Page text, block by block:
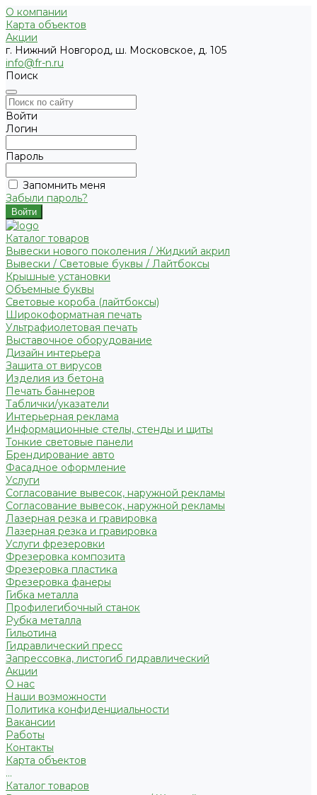
О компании
Карта объектов
Акции
г. Нижний Новгород, ш. Московское, д. 105
info@fr-n.ru
Поиск
Войти
Логин
Пароль
Запомнить меня
Забыли пароль?
Каталог товаров
Вывески нового поколения / Жидкий акрил
Вывески / Световые буквы / Лайтбоксы
Крышные установки
Объемные буквы
Световые короба (лайтбоксы)
Широкоформатная печать
Ультрафиолетовая печать
Выставочное оборудование
Дизайн интерьера
Защита от вирусов
Изделия из бетона
Печать баннеров
Таблички/указатели
Интерьерная реклама
Информационные стелы, стенды и щиты
Тонкие световые панели
Брендирование авто
Фасадное оформление
Услуги
Согласование вывесок, наружной рекламы
Согласование вывесок, наружной рекламы
Лазерная резка и гравировка
Лазерная резка и гравировка
Услуги фрезеровки
Фрезеровка композита
Фрезеровка пластика
Фрезеровка фанеры
Гибка металла
Профилегибочный станок
Рубка металла
Гильотина
Гидравлический пресс
Запрессовка, листогиб гидравлический
Акции
О нас
Наши возможности
Политика конфиденциальности
Вакансии
Работы
Контакты
Карта объектов
...
Каталог товаров